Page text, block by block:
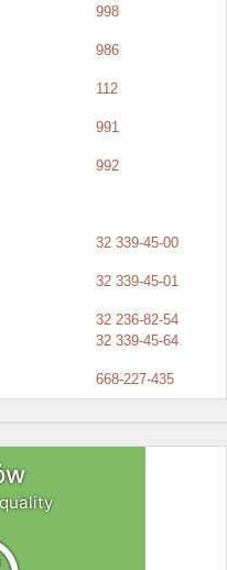
998
986
112
991
992
32 339-45-00
32 339-45-01
32 236-82-54
32 339-45-64
668-227-435